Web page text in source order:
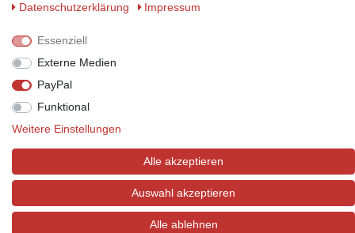
Wir behalten uns das Recht vor im Einzelfall bestimmte
© Copyright 2026 Marabella´s | Alle Rechte vorbehalten. | Grundpreise
Daten­schutz­erklärung
Impressum
Essenziell
Externe Medien
PayPal
Funktional
Weitere Einstellungen
Alle akzeptieren
Auswahl akzeptieren
Alle ablehnen